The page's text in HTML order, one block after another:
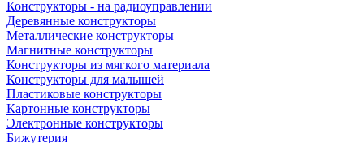
Конструкторы - на радиоуправлении
Деревянные конструкторы
Металлические конструкторы
Магнитные конструкторы
Конструкторы из мягкого материала
Конструкторы для малышей
Пластиковые конструкторы
Картонные конструкторы
Электронные конструкторы
Бижутерия